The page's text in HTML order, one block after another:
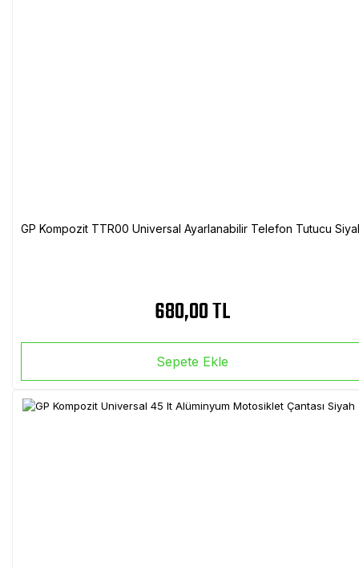
GP Kompozit TTR00 Universal Ayarlanabilir Telefon Tutucu
680,00 TL
Sepete Ekle